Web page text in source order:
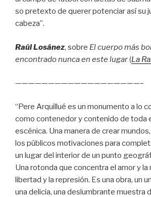
so pretexto de querer potenciar así su
cabeza”.
Raúl Losánez, sobre El cuerpo más
encontrado nunca en este lugar(La
———————————————————–
“Pere Arquillué es un monumento a lo
como contenedor y contenido de toda
escénica. Una manera de crear
los públicos motivaciones para
un lugar del interior de un punto
Una rotonda que concentra el amor y la
libertad y la represión. Es una obra, un
una delicia, una deslumbrante muestra